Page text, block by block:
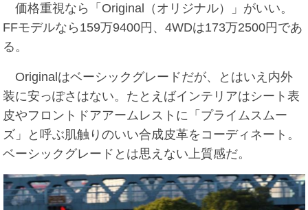
価格重視なら「Original（オリジナル）」がいい。
FFモデルなら159万9400円、4WDは173万2500円であ
る。
Originalはベーシックグレードだが、とはいえ内外
装に安っぽさはない。たとえばインテリアはシート表
皮やフロントドアアームレストに「プライムスムー
ズ」と呼ぶ肌触りのいい合成皮革をコーディネート。
ベーシックグレードとは思えない上質感だ。